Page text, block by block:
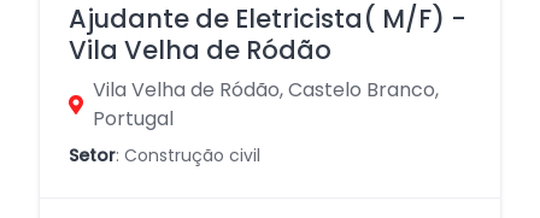
Ajudante de Eletricista( M/F) -
Vila Velha de Ródão
Vila Velha de Ródão, Castelo Branco,
Portugal
Setor: Construção civil